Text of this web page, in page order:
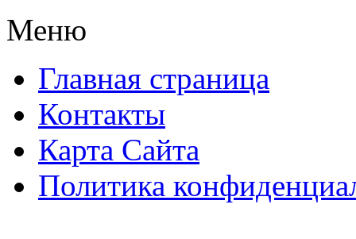
Меню
Главная страница
Контакты
Карта Сайта
Политика